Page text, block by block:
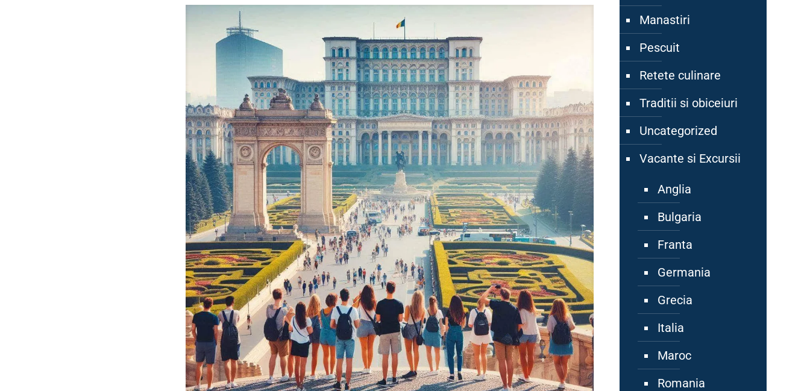
Manastiri
Pescuit
Retete culinare
Traditii si obiceiuri
Uncategorized
Vacante si Excursii
Anglia
Bulgaria
Franta
Germania
Grecia
Italia
Maroc
Romania